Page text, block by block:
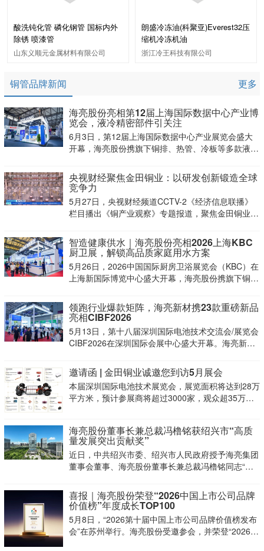
酸洗钝化管 磷化钢管 国标内外
除锈 喷漆管
山东义顺元金属材料有限公司
朗盛冷冻油(科聚亚)Everest32压
缩机冷冻机油
浙江冷王科技有限公司
铜管品牌新闻 更多
海亮股份亮相第12届上海国际数据中心产业博
览会，液冷精密部件引关注
6月3日，第12届上海国际数据中心产业展览会盛大
开幕，海亮股份携旗下铜排、热管、冷板等多款液冷
央视财经聚焦金田铜业：以研发创新锻造全球
竞争力
5月27日，央视财经频道CCTV-2《经济信息联播》
栏目播出《铜产业观察》专题报道，聚焦金田铜业在
注研发带动产品迭代创新，不断提升核心竞争力。
智造健康供水｜海亮股份亮相2026上海KBC
厨卫展，解锁高品质家庭用水方案
5月26日，2026中国国际厨房卫浴展览会（KBC）在
上海新国际博览中心盛大开幕，海亮股份携旗下铜
领跑行业爆款矩阵，海亮新材携23款重磅新品
亮相CIBF2026
5月13日，第十八届深圳国际电池技术交流会/展览会
CIBF2026在深圳国际会展中心盛大开幕。海亮新材
着海亮率先打通铜箔产业化闭环，引发众多头部电池
厂商及行业专家的高度关注与密集咨询！
邀请函 | 金田铜业诚邀您到访5月展会
本届深圳国际电池技术展览会，展览面积将达到28万
平方米，预计参展商将超过3000家，观众超35万。
田铜业展台，交流高精密铜排、3D折弯排、高精密
异
海亮股份董事长兼总裁冯橹铭获绍兴市“高质
量发展突出贡献奖”
近日，中共绍兴市委、绍兴市人民政府授予海亮集团
董事会董事、海亮股份董事长兼总裁冯橹铭同志“高
型、深耕先进制造业及践行社会责任等方面为区域经
济发展作出的突出贡献！
喜报｜海亮股份荣登“2026中国上市公司品牌
价值榜”年度成长TOP100
5月8日，“2026第十届中国上市公司品牌价值榜发布
会”在苏州举行。海亮股份受邀参会，并荣登“2026中